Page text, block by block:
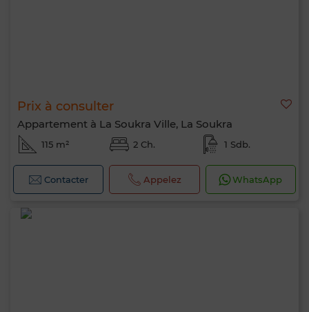
Prix à consulter
Appartement à La Soukra Ville, La Soukra
115 m² 2 Ch. 1 Sdb.
Contacter Appelez WhatsApp